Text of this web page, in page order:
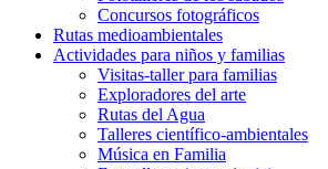
Concursos fotográficos
Rutas medioambientales
Actividades para niños y familias
Visitas-taller para familias
Exploradores del arte
Rutas del Agua
Talleres científico-ambientales
Música en Familia